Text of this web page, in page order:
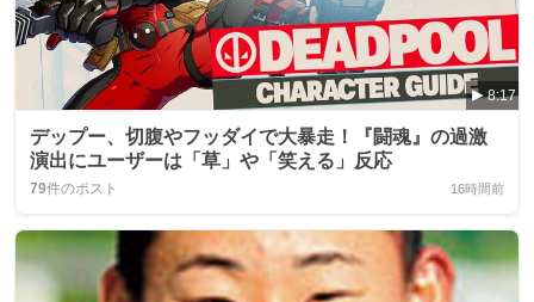
8:17
デップー、切腹やフッダイで大暴走！『闘魂』の過激
演出にユーザーは「草」や「笑える」反応
79件のポスト 16時間前